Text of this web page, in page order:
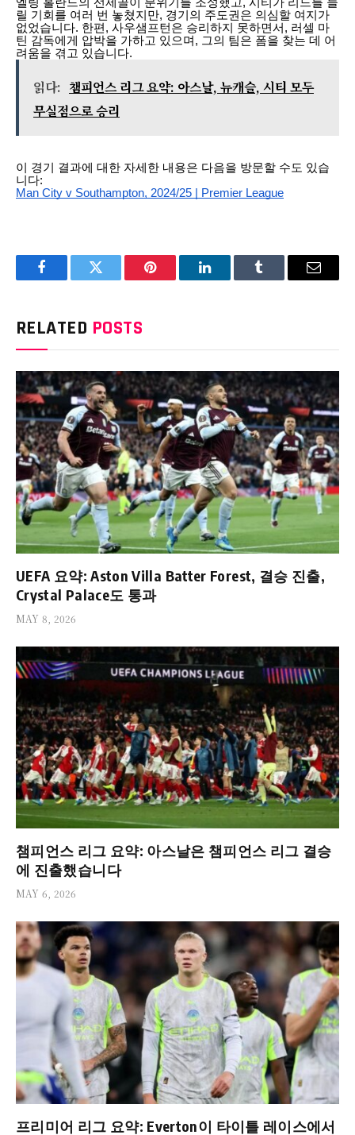
릴 기회를 여러 번 놓쳤지만, 경기의 주도권은 의심할 여지가
없었습니다. 한편, 사우샘프턴은 승리하지 못하면서, 러셀 마
틴 감독에게 압박을 가하고 있으며, 그의 팀은 폼을 찾는 데 어
려움을 겪고 있습니다.
읽다: 챔피언스 리그 요약: 아스날, 뉴캐슬, 시티 모두
무실점으로 승리
이 경기 결과에 대한 자세한 내용은 다음을 방문할 수도 있습
니다:
Man City v Southampton, 2024/25 | Premier League
FacebookTwitter Pinterest LinkedInTumblr Email
RELATED POSTS
UEFA 요약: Aston Villa Batter Forest, 결승 진출,
Crystal Palace도 통과
MAY 8, 2026
챔피언스 리그 요약: 아스날은 챔피언스 리그 결승
에 진출했습니다
MAY 6, 2026
프리미어 리그 요약: Everton이 타이틀 레이스에서